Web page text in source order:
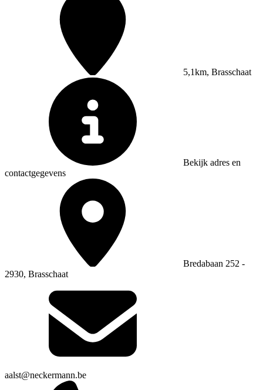
5,1km, Brasschaat
Bekijk adres en
contactgegevens
Bredabaan 252 -
2930, Brasschaat
aalst@neckermann.be